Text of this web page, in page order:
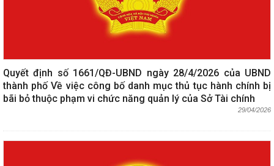
Quyết định số 1661/QĐ-UBND ngày 28/4/2026 của UBND
thành phố Về việc công bố danh mục thủ tục hành chính bị
bãi bỏ thuộc phạm vi chức năng quản lý của Sở Tài chính
29/04/2026